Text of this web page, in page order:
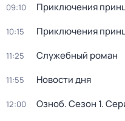
09:10 Приключения
10:15 Приключения
11:25 Служебный роман
11:55 Новости дня
12:00 Озноб. Сезон 1.